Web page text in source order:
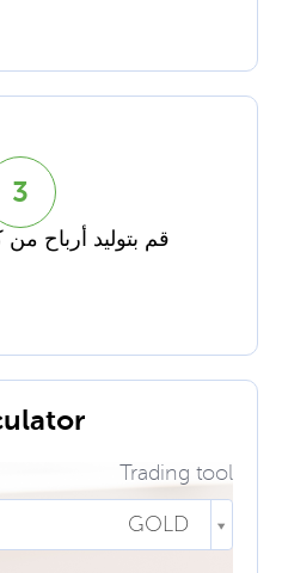
3
قم بتوليد أرباح
Trading tool
GOLD